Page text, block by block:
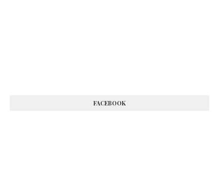
FACEBOOK